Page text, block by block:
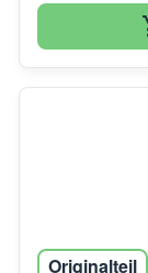
Originalteil